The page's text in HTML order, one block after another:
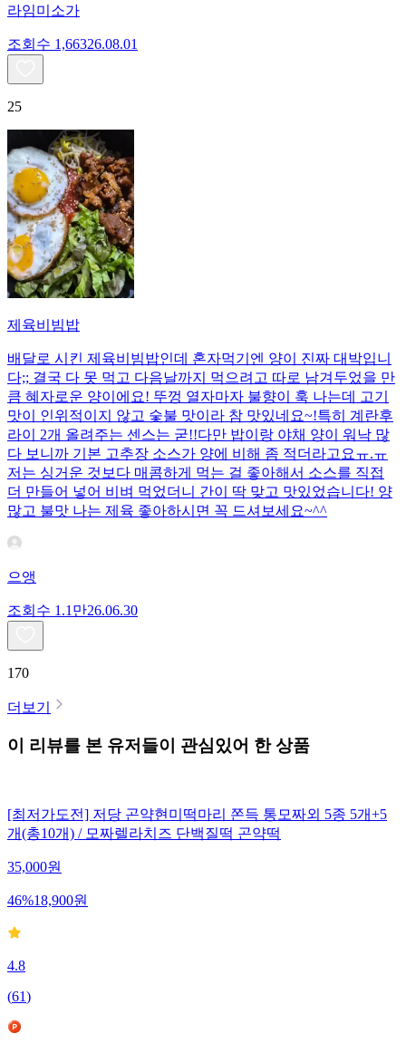
라임미소가
조회수 1,66326.08.01
25
제육비빔밥
배달로 시킨 제육비빔밥인데 혼자먹기엔 양이 진짜 대박입니
다;; 결국 다 못 먹고 다음날까지 먹으려고 따로 남겨두었을 만
큼 혜자로운 양이에요! 뚜껑 열자마자 불향이 훅 나는데 고기
맛이 인위적이지 않고 숯불 맛이라 참 맛있네요~!특히 계란후
라이 2개 올려주는 센스는 굳!! ​다만 밥이랑 야채 양이 워낙 많
다 보니까 기본 고추장 소스가 양에 비해 좀 적더라고요ㅠ.ㅠ
저는 싱거운 것보다 매콤하게 먹는 걸 좋아해서 소스를 직접
더 만들어 넣어 비벼 먹었더니 간이 딱 맞고 맛있었습니다! 양
많고 불맛 나는 제육 좋아하시면 꼭 드셔보세요~^^
으앵
조회수 1.1만26.06.30
170
더보기
이 리뷰를 본 유저들이 관심있어 한 상품
[최저가도전] 저당 곤약현미떡마리 쫀득 통모짜외 5종 5개+5
개(총10개) / 모짜렐라치즈 단백질떡 곤약떡
35,000원
46%18,900원
4.8
(61)